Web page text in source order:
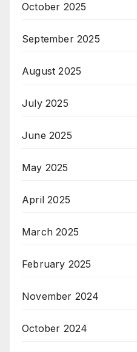
October 2025
September 2025
August 2025
July 2025
June 2025
May 2025
April 2025
March 2025
February 2025
November 2024
October 2024